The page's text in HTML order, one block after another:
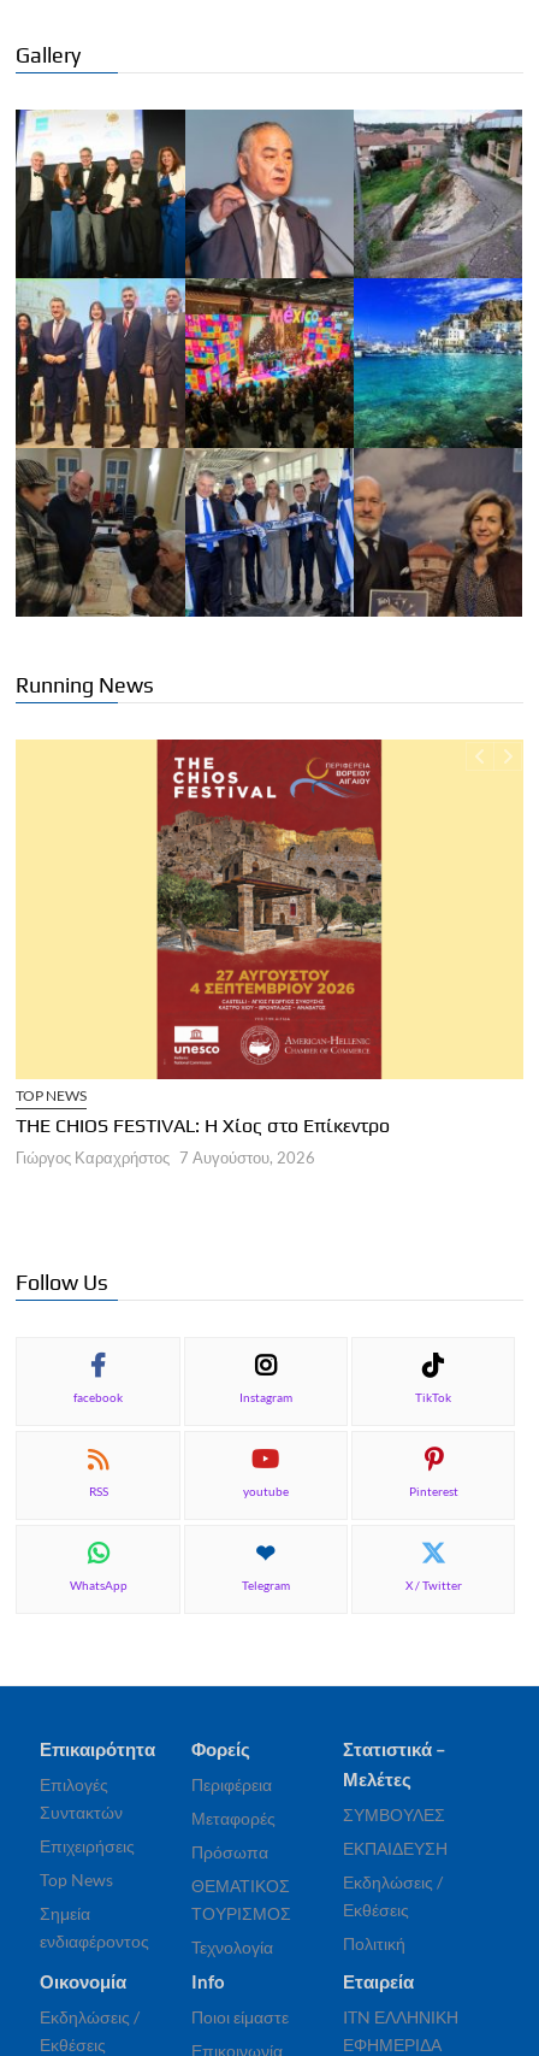
Gallery
Running News
TOP NEWS
THE CHIOS FESTIVAL: Η Χίος στο Επίκεντρο
Γιώργος Καραχρήστος 7 Αυγούστου, 2026
Follow Us
facebook Instagram TikTok
RSS youtube Pinterest
WhatsApp Telegram X / Twitter
Επικαιρότητα
Επιλογές
Συντακτών
Επιχειρήσεις
Top News
Σημεία
ενδιαφέροντος
Φορείς
Περιφέρεια
Μεταφορές
Πρόσωπα
ΘΕΜΑΤΙΚΟΣ
ΤΟΥΡΙΣΜΟΣ
Τεχνολογία
Στατιστικά –
Μελέτες
ΣΥΜΒΟΥΛΕΣ
ΕΚΠΑΙΔΕΥΣΗ
Εκδηλώσεις /
Εκθέσεις
Πολιτική
Οικονομία
Εκδηλώσεις /
Εκθέσεις
Info
Ποιοι είμαστε
Επικοινωνία
Εταιρεία
ITN ΕΛΛΗΝΙΚΗ
ΕΦΗΜΕΡΙΔΑ